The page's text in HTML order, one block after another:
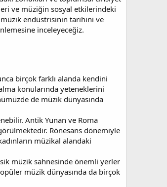
ve müziğin sosyal etkilerindeki
müzik endüstrisinin tarihini ve
inceleyeceğiz.
birçok farklı alanda kendini
konularında yeteneklerini
de müzik dünyasında
Antik Yunan ve Roma
Rönesans dönemiyle
müzikal alandaki
müzik sahnesinde önemli yerler
müzik dünyasında da birçok